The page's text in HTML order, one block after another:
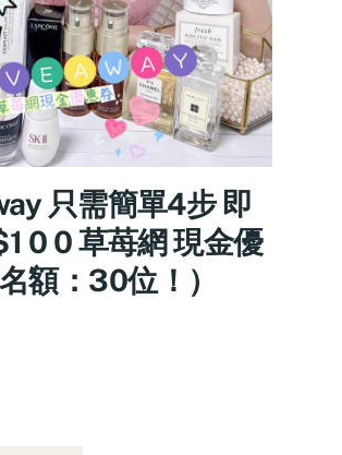
只需簡單4步 即
0 0 草苺網 現金優
額：30位！）